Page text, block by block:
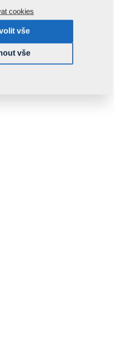
následující stroje:
kg
cookies
vše
vše